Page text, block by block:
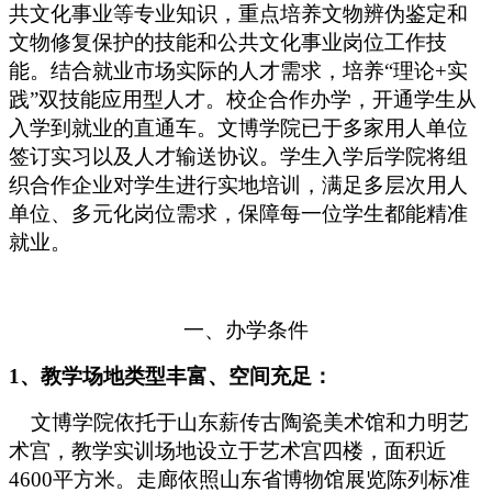
共文化事业等专业知识，重点培养文物辨伪鉴定和
文物修复保护的技能和公共文化事业岗位工作技
能。结合就业市场实际的人才需求，培养“理论+实
践”双技能应用型人才。校企合作办学，开通学生从
入学到就业的直通车。文博学院已于多家用人单位
签订实习以及人才输送协议。学生入学后学院将组
织合作企业对学生进行实地培训，满足多层次用人
单位、多元化岗位需求，保障每一位学生都能精准
就业。
一、办学条件
1 、教学场地类型丰富、空间充足：
文博学院依托于山东薪传古陶瓷美术馆和力明艺
术宫，教学实训场地设立于艺术宫四楼，面积近
4600平方米。走廊依照山东省博物馆展览陈列标准